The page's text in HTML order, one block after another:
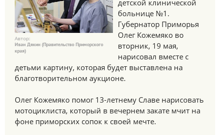
Автор:
Иван Дякин (Правительство Приморского
края)
детской клинической
больнице №1.
Губернатор Приморья
Олег Кожемяко во
вторник, 19 мая,
нарисовал вместе с
детьми картину, которая будет выставлена на
благотворительном аукционе.
Олег Кожемяко помог 13-летнему Славе нарисовать
мотоциклиста, который в вечернем закате мчит на
фоне приморских сопок к своей мечте.